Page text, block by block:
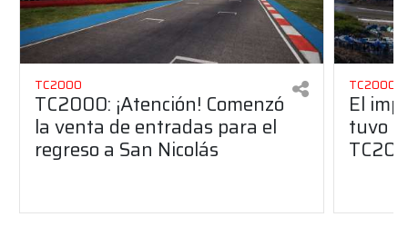
TC2000
TC2000: ¡Atención! Comenzó
la venta de entradas para el
regreso a San Nicolás
TC2000
El
tuvo